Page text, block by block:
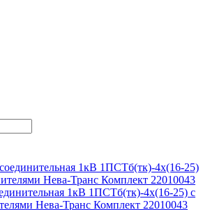
1кВ 1ПСТб(тк)-4х(16-25) с
Нева-Транс Комплект 22010043